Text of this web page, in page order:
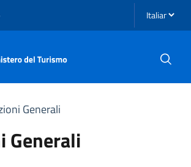
Seleziona
la navigazione
Generali
Generali